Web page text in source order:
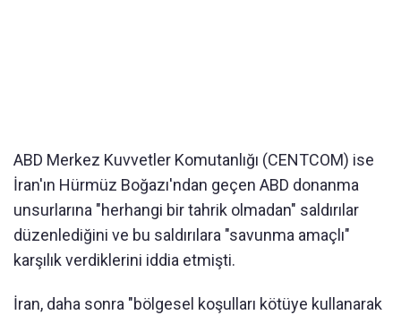
ABD Merkez Kuvvetler Komutanlığı (CENTCOM) ise
İran'ın Hürmüz Boğazı'ndan geçen ABD donanma
unsurlarına "herhangi bir tahrik olmadan" saldırılar
düzenlediğini ve bu saldırılara "savunma amaçlı"
karşılık verdiklerini iddia etmişti.
İran, daha sonra "bölgesel koşulları kötüye kullanarak